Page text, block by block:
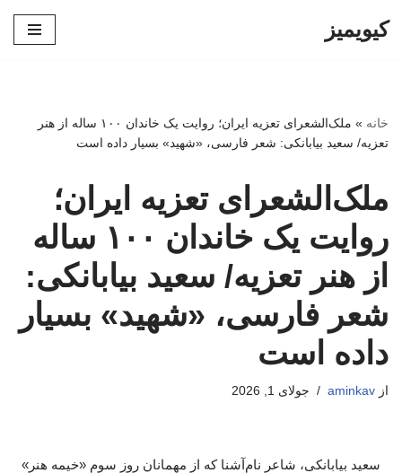
کیویمیز
خانه »
ملک‌الشعرای تعزیه ایران؛ روایت یک خاندان ۱۰۰ ساله از هنر
تعزیه/ سعید بیابانکی: شعر فارسی، «شهید» بسیار داده است
ملک‌الشعرای تعزیه ایران؛
روایت یک خاندان ۱۰۰ ساله
از هنر تعزیه/ سعید بیابانکی:
شعر فارسی، «شهید» بسیار
داده است
از aminkav جولای 1, 2026
سعید بیابانکی، شاعر نام‌آشنا که از مهمانان روز سومِ «خیمه هنر»